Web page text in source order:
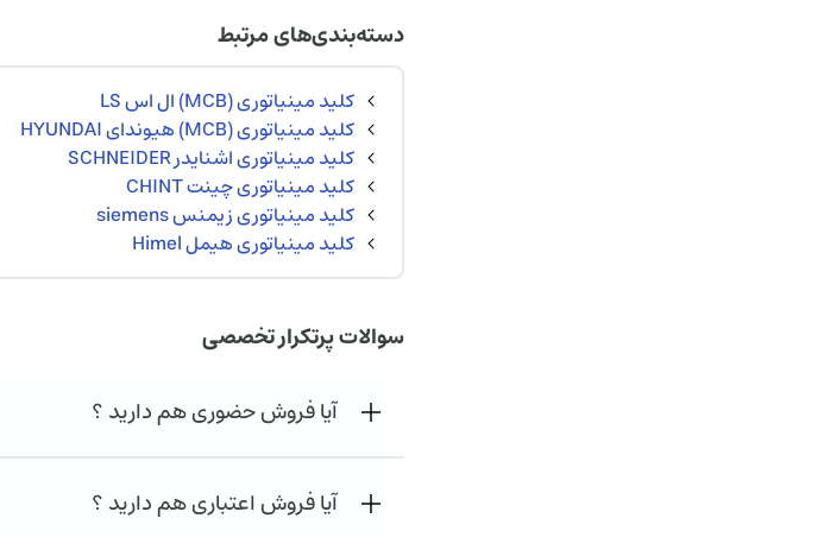
دسته‌بندی‌های مرتبط
کلید مینیاتوری (MCB) ال اس LS
کلید مینیاتوری (MCB) هیوندای HYUNDAI
کلید مینیاتوری اشنایدر SCHNEIDER
کلید مینیاتوری چینت CHINT
کلید مینیاتوری زیمنس siemens
کلید مینیاتوری هیمل Himel
سوالات پرتکرار تخصصی
آیا فروش حضوری هم دارید ؟
آیا فروش اعتباری هم دارید ؟